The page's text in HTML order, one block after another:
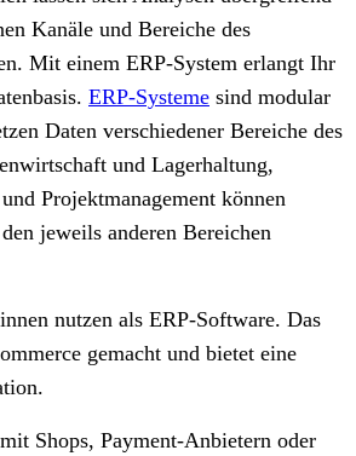
Kanäle und Bereiche des
Mit einem ERP-System erlangt Ihr
ERP-Systeme sind modular
Daten verschiedener Bereiche des
und Lagerhaltung,
Projektmanagement können
jeweils anderen Bereichen
nutzen als ERP-Software. Das
gemacht und bietet eine
Shops, Payment-Anbietern oder